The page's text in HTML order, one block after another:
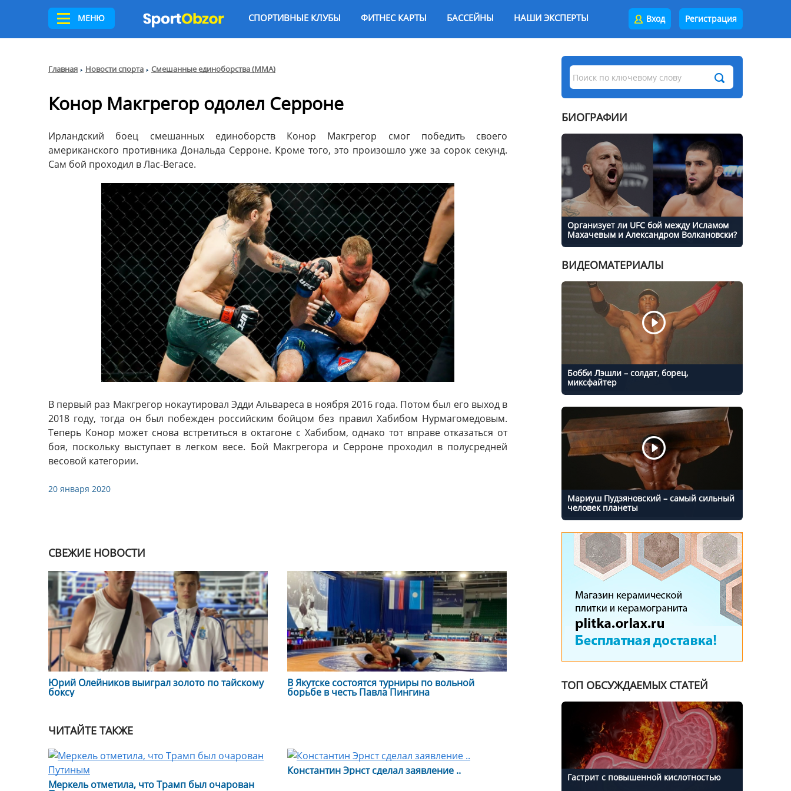
МЕНЮ СПОРТИВНЫЕ КЛУБЫ ФИТНЕС КАРТЫ БАССЕЙНЫ НАШИ ЭКСПЕРТЫ Вход Регистрация
Главная Новости спорта Смешанные единоборства (ММА)
Конор Макгрегор одолел Серроне
Ирландский боец смешанных единоборств Конор Макгрегор смог победить своего
американского противника Дональда Серроне. Кроме того, это произошло уже за сорок секунд.
Сам бой проходил в Лас-Вегасе.
В первый раз Макгрегор нокаутировал Эдди Альвареса в ноября 2016 года. Потом был его выход в
2018 году, тогда он был побежден российским бойцом без правил Хабибом Нурмагомедовым.
Теперь Конор может снова встретиться в октагоне с Хабибом, однако тот вправе отказаться от
боя, поскольку выступает в легком весе. Бой Макгрегора и Серроне проходил в полусредней
весовой категории.
20 января 2020
СВЕЖИЕ НОВОСТИ
Юрий Олейников выиграл золото по тайскому
боксу
В Якутске состоятся турниры по вольной
борьбе в честь Павла Пингина
ЧИТАЙТЕ ТАКЖЕ
Меркель отметила, что Трамп был очарован
Константин Эрнст сделал заявление ..
БИОГРАФИИ
Организует ли UFC бой между Исламом
Махачевым и Александром Волкановски?
ВИДЕОМАТЕРИАЛЫ
Бобби Лэшли – солдат, борец,
миксфайтер
Мариуш Пудзяновский – самый сильный
человек планеты
ТОП ОБСУЖДАЕМЫХ СТАТЕЙ
Гастрит с повышенной кислотностью